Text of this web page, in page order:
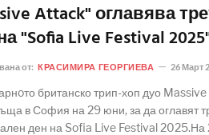
Attack" оглавява
"Sofia Live Festival
от: КРАСИМИРА ГЕОРГИЕВА 26 Март
британско трип-хоп дуо
в София на 29 юни, за да оглавят
ден на Sofia Live Festival 2025.На